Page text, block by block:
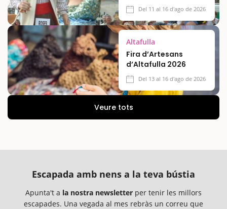
Del 11 al 16 d'ago de 2026
Altafulla
Fira d’Artesans
d’Altafulla 2026
Del 13 al 16 d'ago de 2026
Veure tots
Escapada amb nens a la teva bústia
Apunta't a la nostra newsletter per tenir les millors
escapades. Una vegada al mes rebràs un correu que